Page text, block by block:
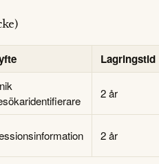
Lagringstid
2 år
2 år